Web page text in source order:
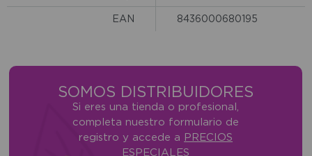
EAN 8436000680195
SOMOS DISTRIBUIDORES
Si eres una tienda o profesional,
completa nuestro formulario de
registro y accede a PRECIOS
ESPECIALES